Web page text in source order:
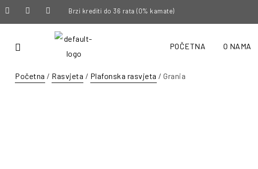
Brzi krediti do 36 rata (0% kamate)
POČETNA O NAMA
Početna / Rasvjeta / Plafonska rasvjeta / Grania